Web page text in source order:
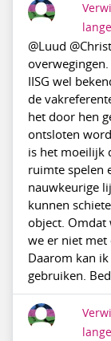
@Luud
IISG wel
de
het door hen
ontsloten
is het moeilijk
ruimte spelen
nauwkeurige
kunnen
object. Omdat
we er niet met
Daarom kan
gebruiken.